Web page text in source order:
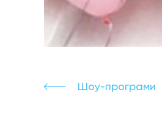
Шоу-програми